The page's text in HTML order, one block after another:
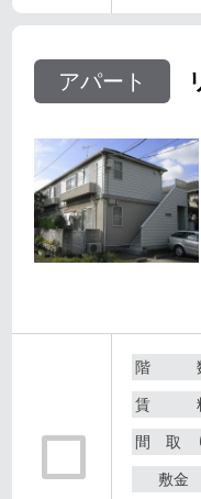
アパート
階
賃
間 取
敷金